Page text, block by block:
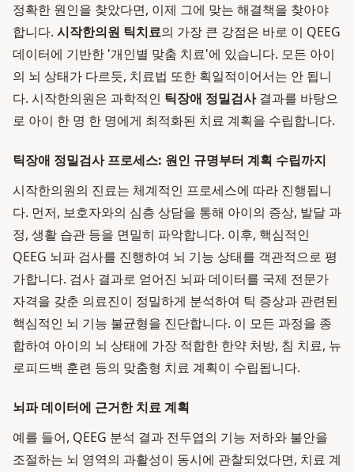
정확한 원인을 찾았다면, 이제 그에 맞는 해결책을 찾아야
합니다. 시작한의원 틱치료의 가장 큰 강점은 바로 이 QEEG
데이터에 기반한 '개인별 맞춤 치료'에 있습니다. 모든 아이
의 뇌 상태가 다르듯, 치료법 또한 획일적이어서는 안 됩니
다. 시작한의원은 과학적인 틱장애 정밀검사결과를 바탕으
로 아이 한 명 한 명에게 최적화된 치료 계획을 수립합니다.
틱장애 정밀검사 프로세스: 원인 규명부터 계획 수립까지
시작한의원의 진료는 체계적인 프로세스에 따라 진행됩니
다. 먼저, 보호자와의 심층 상담을 통해 아이의 증상, 발달 과
정, 생활 습관 등을 면밀히 파악합니다. 이후, 핵심적인
QEEG 뇌파 검사를 진행하여 뇌 기능 상태를 객관적으로 평
가합니다. 검사 결과로 얻어진 뇌파 데이터를 국제 전문가
자격을 갖춘 의료진이 정밀하게 분석하여 틱 증상과 관련된
핵심적인 뇌 기능 불균형을 진단합니다. 이 모든 과정을 종
합하여 아이의 뇌 상태에 가장 적합한 한약 처방, 침 치료, 뉴
로피드백 훈련 등의 맞춤형 치료 계획이 수립됩니다.
뇌파 데이터에 근거한 치료 계획
예를 들어, QEEG 분석 결과 전두엽의 기능 저하와 불안을
조절하는 뇌 영역의 과활성이 동시에 관찰되었다면, 치료 계